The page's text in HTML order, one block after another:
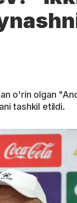
o'rin olgan
tashkil etildi.